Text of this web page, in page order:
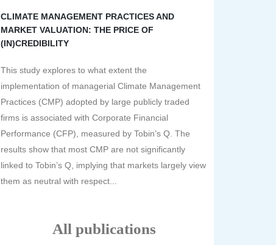
CLIMATE MANAGEMENT PRACTICES AND
MARKET VALUATION: THE PRICE OF
(IN)CREDIBILITY
This study explores to what extent the
implementation of managerial Climate Management
Practices (CMP) adopted by large publicly traded
firms is associated with Corporate Financial
Performance (CFP), measured by Tobin’s Q. The
results show that most CMP are not significantly
linked to Tobin’s Q, implying that markets largely view
them as neutral with respect...
All publications